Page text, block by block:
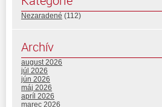
Nezaradené (112)
Archív
august 2026
júl 2026
jún 2026
máj 2026
apríl 2026
marec 2026